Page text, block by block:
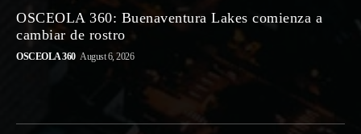
OSCEOLA 360: Buenaventura Lakes comienza a
cambiar de rostro
OSCEOLA 360 August 6, 2026